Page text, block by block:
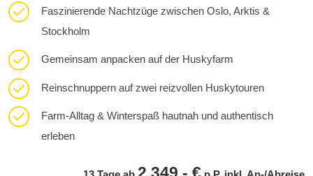
Faszinierende Nachtzüge zwischen Oslo, Arktis &
Stockholm
Gemeinsam anpacken auf der Huskyfarm
Reinschnuppern auf zwei reizvollen Huskytouren
Farm-Alltag & Winterspaß hautnah und authentisch
erleben